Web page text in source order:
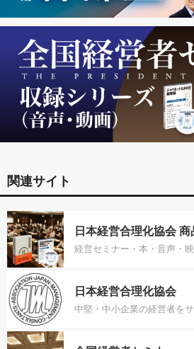
関連サイト
日本経営合理化協会
経営セミナー・本・音声・
日本経営合理化協会
中堅・中小企業の経営者を